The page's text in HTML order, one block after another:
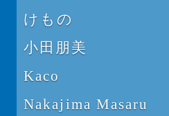
けもの
小田朋美
Kaco
Nakajima Masaru